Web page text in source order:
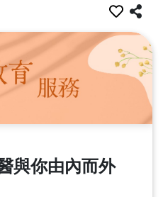
與你由內而外